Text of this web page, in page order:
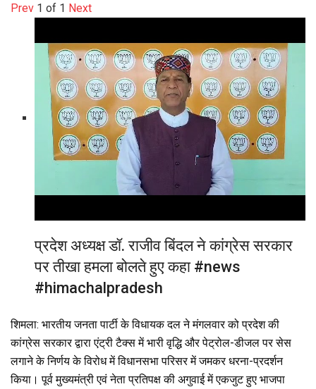
ce
b
tt
er
at
s
A
p
p
e
gr
a
m
ar
e
Prev 1 of 1 Next
प्रदेश अध्यक्ष डॉ. राजीव बिंदल ने कांग्रेस सरकार
पर तीखा हमला बोलते हुए कहा #news
#himachalpradesh
शिमला: ​भारतीय जनता पार्टी के विधायक दल ने मंगलवार को प्रदेश की
कांग्रेस सरकार द्वारा एंट्री टैक्स में भारी वृद्धि और पेट्रोल-डीजल पर सेस
लगाने के निर्णय के विरोध में विधानसभा परिसर में जमकर धरना-प्रदर्शन
किया। पूर्व मुख्यमंत्री एवं नेता प्रतिपक्ष की अगुवाई में एकजुट हुए भाजपा